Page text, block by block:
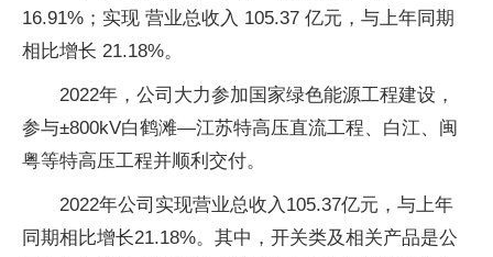
16.91%；实现 营业总收入 105.37 亿元，与上年同期
相比增长 21.18%。
2022年，公司大力参加国家绿色能源工程建设，
参与±800kV白鹤滩—江苏特高压直流工程、白江、闽
粤等特高压工程并顺利交付。
2022年公司实现营业总收入105.37亿元，与上年
同期相比增长21.18%。其中，开关类及相关产品是公